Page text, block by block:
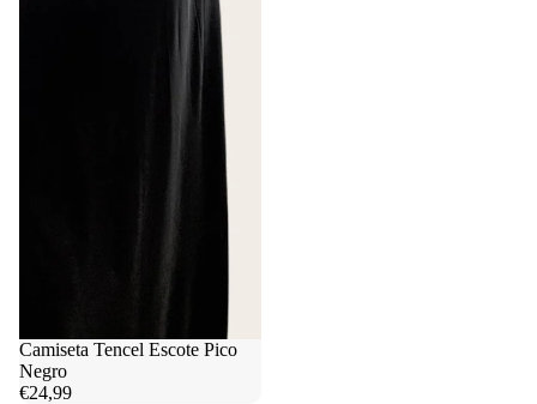
Camiseta Tencel Escote Pico
Negro
€24,99